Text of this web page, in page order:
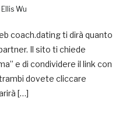
Ellis Wu
coach.dating ti dirà quanto
Il sito ti chiede
e di condividere il link con
dovete cliccare
[…]